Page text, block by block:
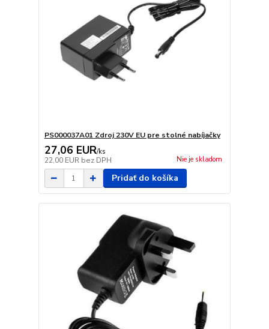
PS000037A01 Zdroj 230V EU pre stolné nabíjačky
27,06 EUR/ks
22,00 EUR bez DPH Nie je skladom
Pridať do košíka